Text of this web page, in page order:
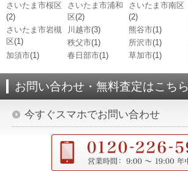
さいたま市桜区
(2)
さいたま市浦和
区(2)
さいたま市南区
(2)
さいたま市岩槻
区(1)
川越市(3) 熊谷市(1)
秩父市(1) 所沢市(1)
加須市(1) 春日部市(1) 草加市(1)
お問い合わせ・無料査定はこちら
今すぐスマホでお問い合わせ